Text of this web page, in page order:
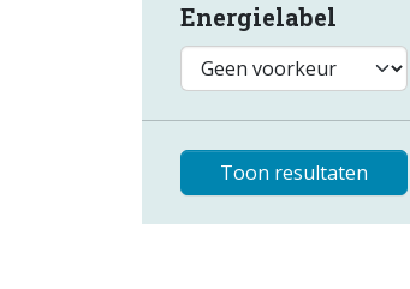
Energielabel
Toon resultaten